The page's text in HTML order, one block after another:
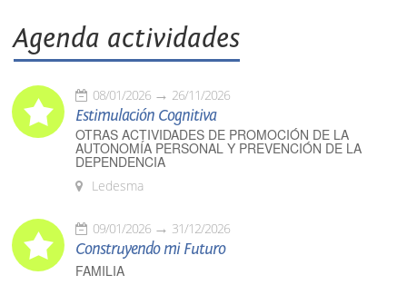
Agenda actividades
08/01/2026 26/11/2026
Estimulación Cognitiva
OTRAS ACTIVIDADES DE PROMOCIÓN DE LA
AUTONOMÍA PERSONAL Y PREVENCIÓN DE LA
DEPENDENCIA
Ledesma
09/01/2026 31/12/2026
Construyendo mi Futuro
FAMILIA